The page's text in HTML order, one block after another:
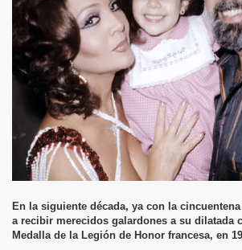
En la siguiente década, ya con la
a recibir merecidos galardones a su dilatada
Medalla de la Legión de Honor francesa, en